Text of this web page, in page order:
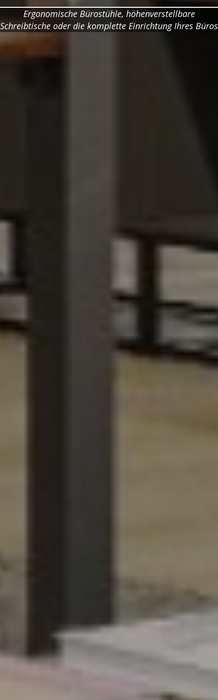
Ergonomische Bürostühle, höhenverstellbare
Schreibtische oder die komplette Einrichtung Ihres Büros